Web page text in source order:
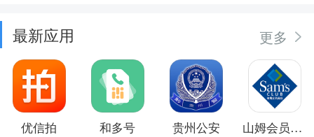
最新应用 更多
优信拍 和多号 贵州公安 山姆会员商店